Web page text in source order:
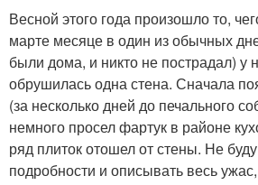
Весной этого года произошло то,
марте месяце в один из обычных
были дома, и никто не пострадал) у
обрушилась одна стена. Сначала
(за несколько дней до печального
немного просел фартук в районе
ряд плиток отошел от стены. Не
подробности и описывать весь